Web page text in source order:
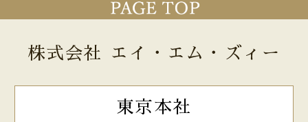
株式会社 エイ・エム・ズィー
東京本社